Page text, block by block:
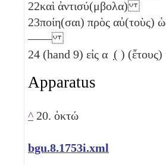
22καὶ ἀντισύ(μβολα)
23ποίη(σαι) πρὸς
——
24 (hand 9) εἰς α ̣( ) (ἔτους)
Apparatus
^ 20. ὀκτώ
bgu.8.1753i.xml